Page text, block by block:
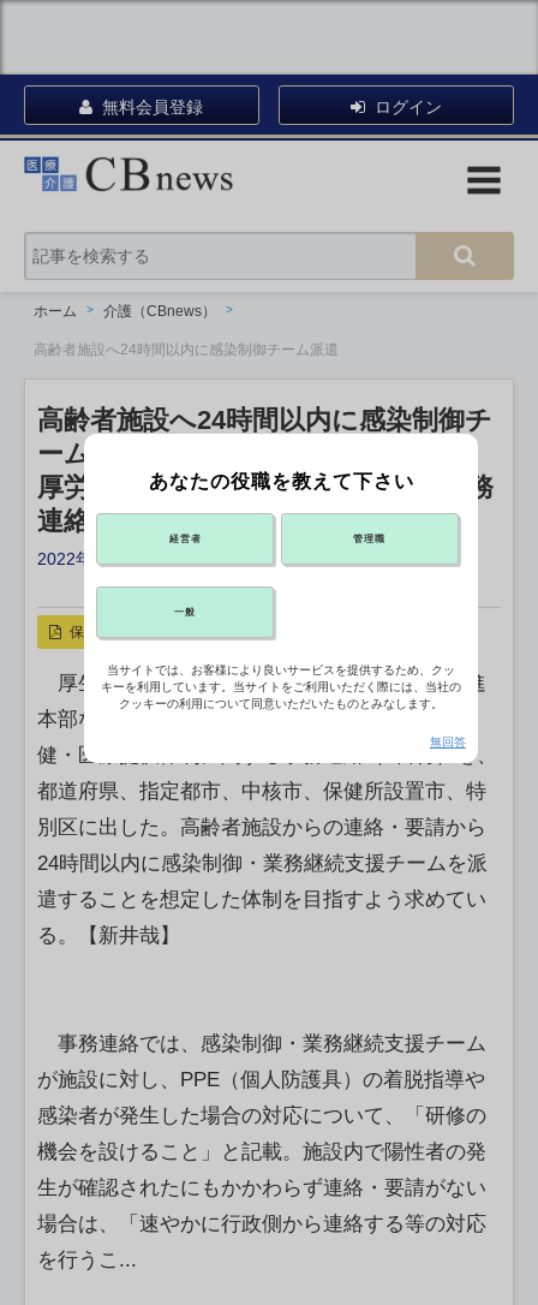
無料会員登録 ログイン
ホーム 介護（CBnews）
高齢者施設へ24時間以内に感染制御チーム派遣
高齢者施設へ24時間以内に感染制御チ
ーム派遣
厚労省コロナ対策推進本部などが事務
連絡
2022年04月06日 11:00
保存
厚生労働省新型コロナウイルス感染症対策推進
本部などは、オミクロン株の特性を踏まえた保
健・医療提供体制に関する事務連絡（4日付）を、
都道府県、指定都市、中核市、保健所設置市、特
別区に出した。高齢者施設からの連絡・要請から
24時間以内に感染制御・業務継続支援チームを派
遣することを想定した体制を目指すよう求めてい
る。【新井哉】
事務連絡では、感染制御・業務継続支援チーム
が施設に対し、PPE（個人防護具）の着脱指導や
感染者が発生した場合の対応について、「研修の
機会を設けること」と記載。施設内で陽性者の発
生が確認されたにもかかわらず連絡・要請がない
場合は、「速やかに行政側から連絡する等の対応
を行うこ...
あなたの役職を教えて下さい
経営者 管理職
一般
当サイトでは、お客様により良いサービスを提供するため、クッ
キーを利用しています。当サイトをご利用いただく際には、当社の
クッキーの利用について同意いただいたものとみなします。
無回答